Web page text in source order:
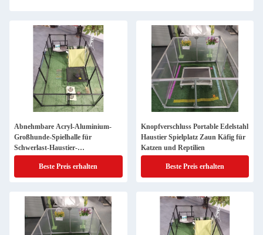
Abnehmbare Acryl-Aluminium-
Großhunde-Spielhalle für
Schwerlast-Haustier-
Sicherheitszaun
Beste Preis erhalten
Knopfverschluss Portable Edelstahl
Haustier Spielplatz Zaun Käfig für
Katzen und Reptilien
Beste Preis erhalten